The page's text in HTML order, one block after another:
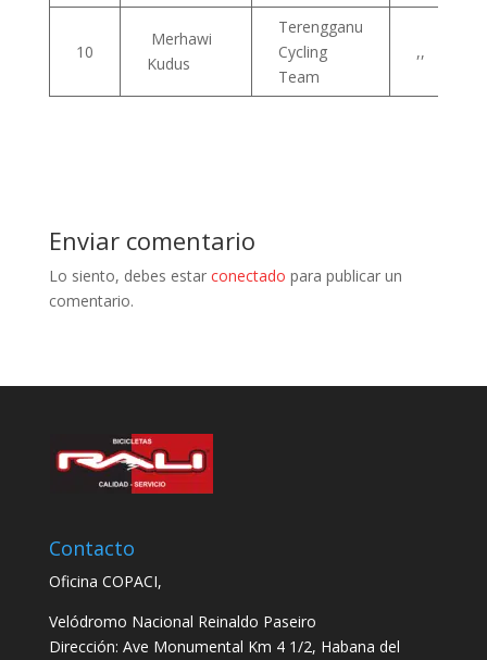
10
Merhawi
Kudus
Terengganu
Cycling
Team
,,
Enviar comentario
Lo siento, debes estar conectado para publicar un
comentario.
Contacto
Oficina COPACI,
Velódromo Nacional Reinaldo Paseiro
Dirección: Ave Monumental Km 4 1/2, Habana del